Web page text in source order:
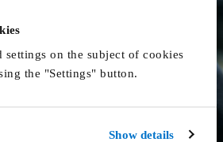
on the subject of cookies
the "Settings" button.
Show details